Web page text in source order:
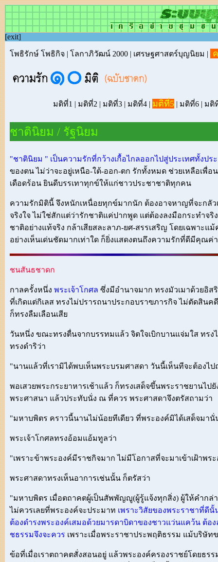
[exit]
โพธิรักษ์ โพธิกิจ | โลกาภิวัฒน์ 2000 | เศรษฐศาสตร์บุญนิยม |
มติที่1 | มติที่2 | มติที่3 | มติที่4 | มติที่5 | มติที่6 | มติ
ชาตินิยม / รัฐนิยม
"ชาตินิยม " เป็นความรักที่กว้างเกื้อไกลออกไปสู่ประเทศทั้งปร
ของตน ไม่ว่าจะอยู่เหนือ-ใต้-ออก-ตก รักทั้งหมด ช่วยเหลือเพื่
เดือดร้อน ยินดีบรรเทาทุกข์ให้แก่ชาวประชาชาติทุกคน
ความรักมิตินี้ จึงหนักเหนื่อยทุกข์มากนัก ต้องอาจหาญที่จะกลัว
จริงใจ ไม่ใช่สักแต่ว่ารักชาติแค่ปากพูด แต่ต้องลงมือกระทำจริ
ชาติอย่างแท้จริง กล้าเสียสละลาภ-ยศ-สรรเสริญ โดยเฉพาะ
อย่างเห็นเด่นชัดมากเท่าใด ก็ยิ่งแสดงตนถึงความรักที่ดีมีคุณค่
ชนสันธชาดก
กาลครั้งหนึ่ง พระเจ้าโกศล ซึ่งมีอำนาจมาก ทรงมัวเมาด้วยอิ
ที่เกิดแต่กิเลส ทรงไม่ปรารถนาประกอบราฃภารกิจ ไม่ตัดสินค
ก็ทรงลืมเลือนเสีย
วันหนึ่ง ขณะทรงตื่นจากบรรทมแล้ว จิตใจเบิกบานแจ่มใส ทรง
ทรงดำริว่า
"นานแล้วที่เรามิได้พบเห็นพระบรมศาสดา วันนี้เห็นทีจะต้องไ
พอเสวยพระกระยาหารเช้าแล้ว ก็ทรงเสด็จขึ้นพระราชยานไป
พระศาสนา แล้วประทับนั่ง ณ ที่ควร พระศาสดาจึงตรัสถามว่า
"มหาบพิตร คราวนี้นานไม่น้อยทีเดียว ที่พระองค์มิได้เสด็จมานั่
พระเจ้าโกศลทรงอ้อมแอ้มทูลว่า
"เพราะข้าพระองค์มีราชกิจมาก ไม่มีโอกาสที่จะมาเข้าเฝ้าพร
พระศาสดาทรงเห็นอาการเช่นนั้น ก็ตรัสว่า
"มหาบพิตร เมื่อตถาคตผู้เป็นสัพพัญญู(ผู้รู้แจ้งทุกสิ่ง) ผู้ให้คำกล่
ไม่ควรเลยที่พระองค์จะประมาท เพราะวิสัยของพระราชาที่ดี
ต้องดำรงพระองค์เสมอด้วยมารดาบิดาของชาวแว่นแคว้น ต้อ
ชธรรมจึงจะควร เพราะเมื่อพระราชาประพฤติธรรม แม้บริษั
ข้อที่เมื่อเราตถาคตสั่งสอนอยู่ แล้วพระองค์ครองราชย์โดยธร